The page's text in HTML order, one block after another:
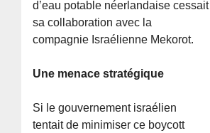
d’eau potable néerlandaise cessait
sa collaboration avec la
compagnie Israélienne Mekorot.
Une menace stratégique
Si le gouvernement israélien
tentait de minimiser ce boycott